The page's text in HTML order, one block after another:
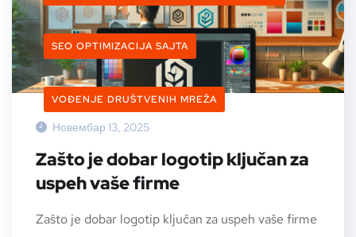
SEO OPTIMIZACIJA SAJTA
VOĐENJE DRUŠTVENIH MREŽA
Новембар 13, 2025
Zašto je dobar logotip ključan za
uspeh vaše firme
Zašto je dobar logotip ključan za uspeh vaše firme